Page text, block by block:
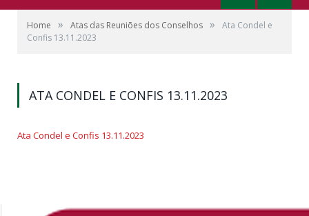
Home » Atas das Reuniões dos Conselhos »
Ata Condel e
Confis 13.11.2023
ATA CONDEL E CONFIS 13.11.2023
Ata Condel e Confis 13.11.2023